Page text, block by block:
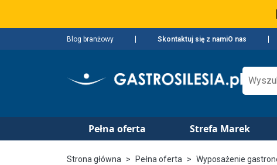
Blog branżowy Skontaktuj się z namiO nas
Pełna oferta Strefa Marek
Strona główna Pełna oferta Wyposażenie